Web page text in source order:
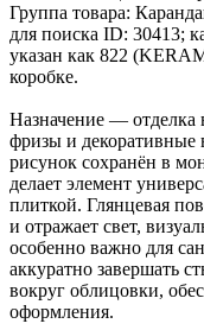
Группа товара:
для поиска ID: 30413;
указан как 822
коробке.
Назначение —
фризы и декоративные
рисунок сохранён в
делает элемент
плиткой. Глянцевая
и отражает свет,
особенно важно для
аккуратно завершать
вокруг облицовки,
оформления.